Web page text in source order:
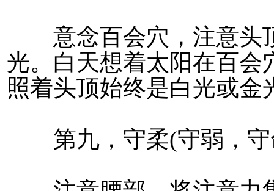
意念百会穴，注意头
光。白天想着太阳在百会
照着头顶始终是白光或
第九，守柔(守弱，守